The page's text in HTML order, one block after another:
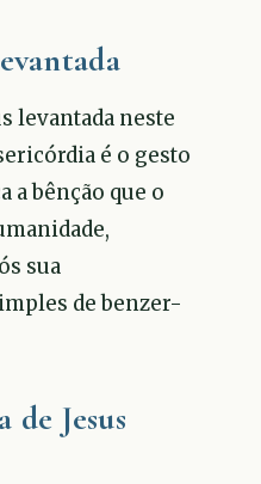
levantada neste
é o gesto
a bênção que o
sua
de benzer-
de Jesus